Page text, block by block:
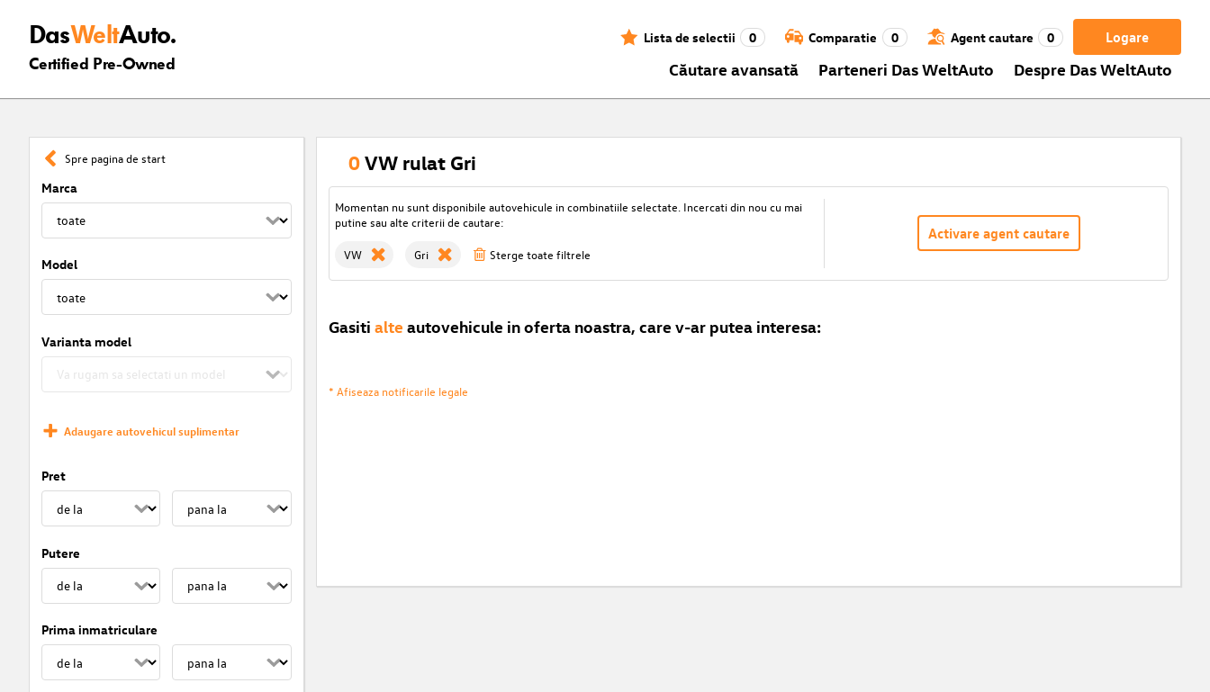
DasWeltAuto.
Certified Pre-Owned
Logare
Lista de selectii 0 Comparatie 0 Agent cautare 0
Căutare avansată Parteneri Das WeltAuto Despre Das WeltAuto
Spre pagina de start
Marca
Model
Varianta model
Adaugare autovehicul suplimentar
Pret
Putere
Prima inmatriculare
0VW rulat Gri
Momentan nu sunt disponibile autovehicule in combinatiile selectate. Incercati din nou cu mai
putine sau alte criterii de cautare:
VW Gri Sterge toate filtrele
Activare agent cautare
Gasiti alte autovehicule in oferta noastra, care v-ar putea interesa:
* Afiseaza notificarile legale